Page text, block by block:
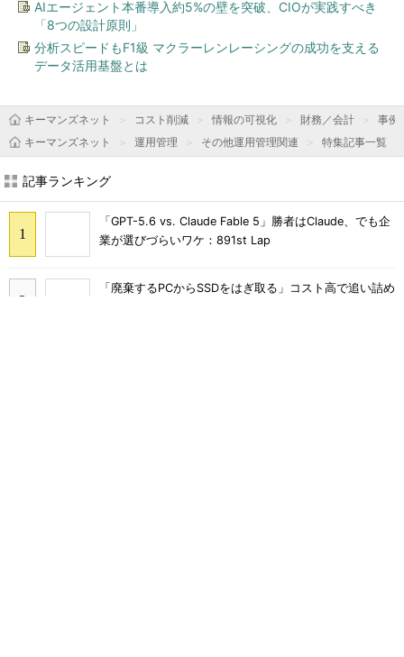
AIエージェント本番導入約5%の壁を突破、CIOが実践すべき
「8つの設計原則」
分析スピードもF1級 マクラーレンレーシングの成功を支える
データ活用基盤とは
キーマンズネット コスト削減 情報の可視化 財務／会計
事例
キーマンズネット
運用管理 その他運用管理関連 特集記事一覧
記事ランキング
「GPT-5.6 vs. Claude Fable 5」勝者はClaude、でも企
業が選びづらいワケ：891st Lap
「廃棄するPCからSSDをはぎ取る」コスト高で追い詰め